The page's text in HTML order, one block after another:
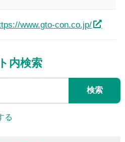
www.gto-con.co.jp/
内検索
検索
る